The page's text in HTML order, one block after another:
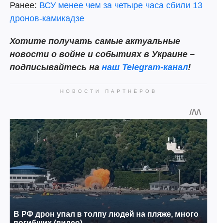
Ранее: ВСУ менее чем за четыре часа сбили 13
дронов-камикадзе
Хотите получать самые актуальные
новости о войне и событиях в Украине –
подписывайтесь на наш Telegram-канал!